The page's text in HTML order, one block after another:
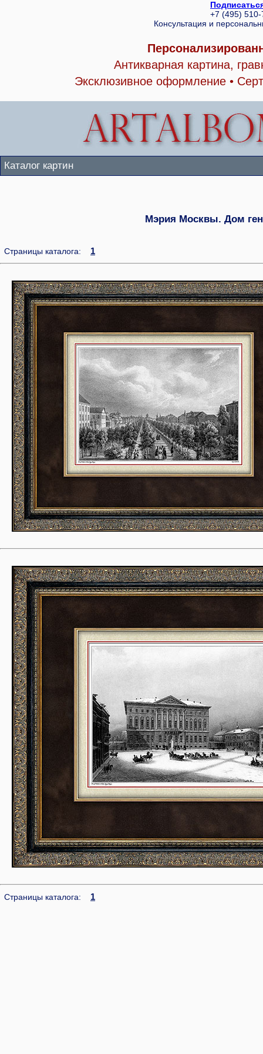
+7 (495)
Консультация и
Антикварная картина,
Эксклюзивное оформление •
Каталог картин
Мэрия Москвы. Дом
Страницы каталога: 1
Страницы каталога: 1